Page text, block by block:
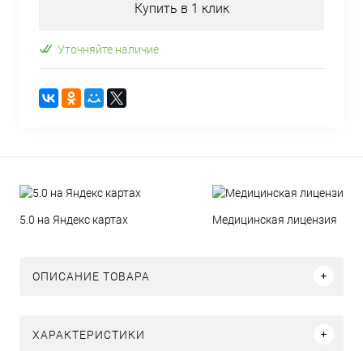
Купить в 1 клик
Уточняйте наличие
5.0 на Яндекс картах Медицинская лицензия
ОПИСАНИЕ ТОВАРА
ХАРАКТЕРИСТИКИ